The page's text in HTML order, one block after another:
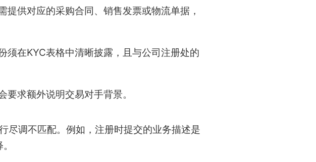
供对应的采购合同、销售发票或物流单据，
须在KYC表格中清晰披露，且与公司注册处的
求额外说明交易对手背景。
尽调不匹配。例如，注册时提交的业务描述是